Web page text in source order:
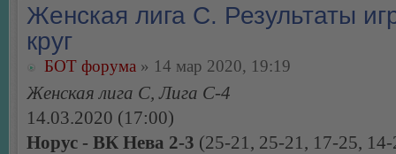
Женская лига С. Результаты
круг
БОТ форума » 14 мар 2020, 19:19
Женская лига С, Лига С-4
14.03.2020 (17:00)
Норус - ВК Нева 2-3 (25-21, 25-21, 17-25,